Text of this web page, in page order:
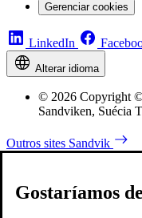
Gerenciar cookies
LinkedIn
Alterar idioma
© 2026 Copyright
Sandviken, Suécia
Outros sites Sandvik
Gostaríamos